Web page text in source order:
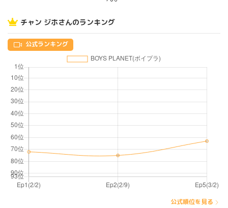
チャン ジホさんのランキング
公式ランキング
公式順位を見る